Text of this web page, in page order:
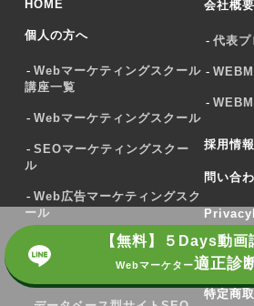
HOME
個人の方へ
Webマーケティングスクール
講座一覧
Webマーケティングスクール
SEOマーケティングスクー
ル
Web広告マーケティングスク
ール
SEOライタースクール
会社概要
代表
採用情報
問い合
Webマ
利用規約
特定商
【無料】５Days動画
Webマーケター適正診